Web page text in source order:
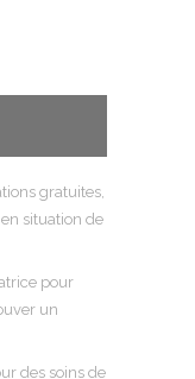
gratuites,
situation de
pour
un
des soins de